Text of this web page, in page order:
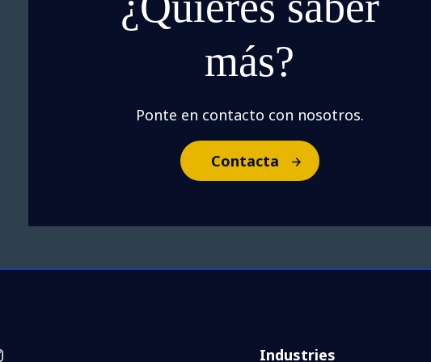
más?
Ponte en contacto con nosotros.
Contacta
Industries